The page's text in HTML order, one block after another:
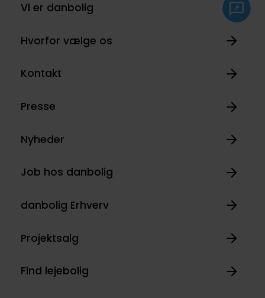
Vi er danbolig
Hvorfor vælge os
Kontakt
Presse
Nyheder
Job hos danbolig
danbolig Erhverv
Projektsalg
Find lejebolig